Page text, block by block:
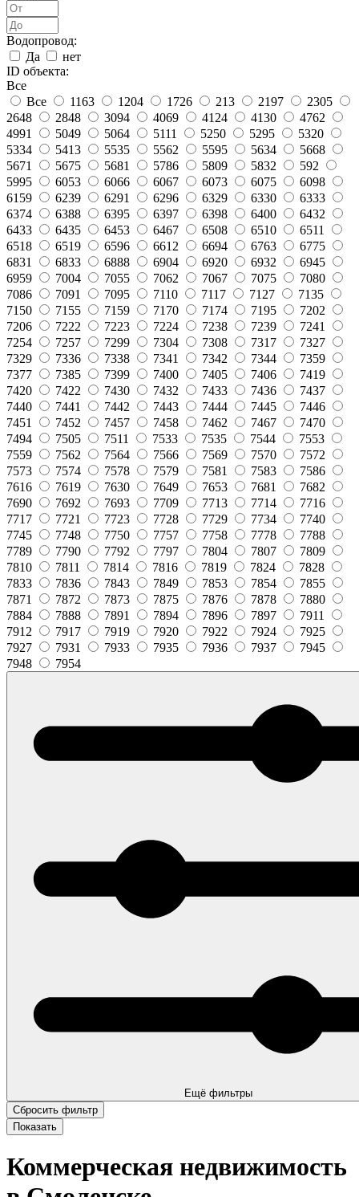
Водопровод:
Да
нет
ID объекта:
Все
Все
1163 1204 1726 213 2197
2305
2648
2848 3094 4069 4124 4130
4762
4991
5049 5064 5111 5250 5295
5320
5334
5413 5535 5562 5595 5634
5668
5671
5675 5681 5786 5809 5832
592
5995
6053 6066 6067 6073 6075
6098
6159
6239 6291 6296 6329 6330
6333
6374
6388 6395 6397 6398 6400
6432
6433
6435 6453 6467 6508 6510
6511
6518
6519 6596 6612 6694 6763
6775
6831
6833 6888 6904 6920 6932
6945
6959
7004 7055 7062 7067 7075
7080
7086
7091 7095 7110 7117 7127
7135
7150
7155 7159 7170 7174 7195
7202
7206
7222 7223 7224 7238 7239
7241
7254
7257 7299 7304 7308 7317
7327
7329
7336 7338 7341 7342 7344
7359
7377
7385 7399 7400 7405 7406
7419
7420
7422 7430 7432 7433 7436
7437
7440
7441 7442 7443 7444 7445
7446
7451
7452 7457 7458 7462 7467
7470
7494
7505 7511 7533 7535 7544
7553
7559
7562 7564 7566 7569 7570
7572
7573
7574 7578 7579 7581 7583
7586
7616
7619 7630 7649 7653 7681
7682
7690
7692 7693 7709 7713 7714
7716
7717
7721 7723 7728 7729 7734
7740
7745
7748 7750 7757 7758 7778
7788
7789
7790 7792 7797 7804 7807
7809
7810
7811 7814 7816 7819 7824
7828
7833
7836 7843 7849 7853 7854
7855
7871
7872 7873 7875 7876 7878
7880
7884
7888 7891 7894 7896 7897
7911
7912
7917 7919 7920 7922 7924
7925
7927
7931 7933 7935 7936 7937
7945
7948
7954
Ещё фильтры
Коммерческая недвижимость